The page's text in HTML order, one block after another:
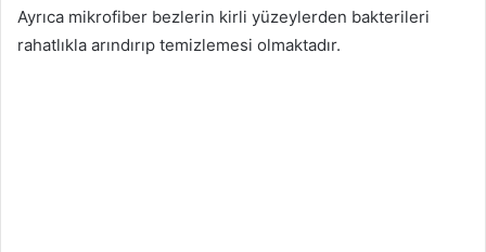
Ayrıca mikrofiber bezlerin kirli yüzeylerden bakterileri
rahatlıkla arındırıp temizlemesi olmaktadır.